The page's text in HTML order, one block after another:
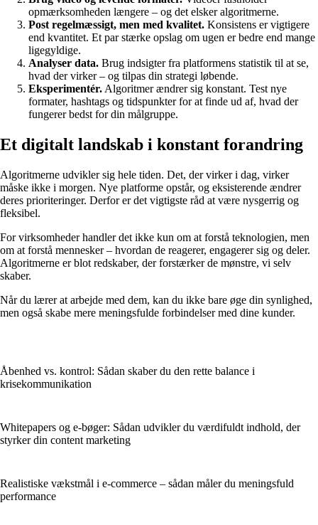
opmærksomheden længere – og det elsker algoritmerne.
Post regelmæssigt, men med kvalitet. Konsistens er vigtigere
end kvantitet. Et par stærke opslag om ugen er bedre end mange
ligegyldige.
Analyser data. Brug indsigter fra platformens statistik til at se,
hvad der virker – og tilpas din strategi løbende.
Eksperimentér. Algoritmer ændrer sig konstant. Test nye
formater, hashtags og tidspunkter for at finde ud af, hvad der
fungerer bedst for din målgruppe.
Et digitalt landskab i konstant forandring
Algoritmerne udvikler sig hele tiden. Det, der virker i dag, virker
måske ikke i morgen. Nye platforme opstår, og eksisterende ændrer
deres prioriteringer. Derfor er det vigtigste råd at være nysgerrig og
fleksibel.
For virksomheder handler det ikke kun om at forstå teknologien, men
om at forstå mennesker – hvordan de reagerer, engagerer sig og deler.
Algoritmerne er blot redskaber, der forstærker de mønstre, vi selv
skaber.
Når du lærer at arbejde med dem, kan du ikke bare øge din synlighed,
men også skabe mere meningsfulde forbindelser med dine kunder.
Åbenhed vs. kontrol: Sådan skaber du den rette balance i
krisekommunikation
Whitepapers og e-bøger: Sådan udvikler du værdifuldt indhold, der
styrker din content marketing
Realistiske vækstmål i e-commerce – sådan måler du meningsfuld
performance